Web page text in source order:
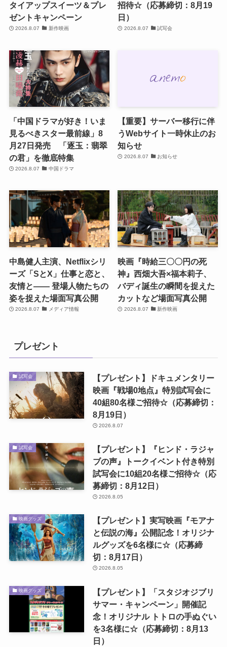
タイアップスイーツ＆プレ
ゼントキャンペーン
2026.8.07 新作映画
招待☆（応募締切：8月19
日）
2026.8.07 試写会
「中国ドラマが好き！いま
見るべきスター最前線」8
月27日発売 「逐玉：翡翠
の君」を徹底特集
2026.8.07 中国ドラマ
【重要】サーバー移行に伴
うWebサイト一時休止のお
知らせ
2026.8.07 お知らせ
中島健人主演、Netflixシリ
ーズ「SとX」仕事と恋と、
友情と―― 登場人物たちの
姿を捉えた場面写真公開
2026.8.07 メディア情報
映画『時給三〇〇円の死
神』西畑大吾×福本莉子、
バディ誕生の瞬間を捉えた
カットなど場面写真公開
2026.8.07 新作映画
プレゼント
試写会
【プレゼント】ドキュメンタリー
映画『戦場0地点』特別試写会に
40組80名様ご招待☆（応募締切：
8月19日）
2026.8.07
試写会
【プレゼント】『ヒンド・ラジャ
ブの声』トークイベント付き特別
試写会に10組20名様ご招待☆（応
募締切：8月12日）
2026.8.05
映画グッズ
【プレゼント】実写映画『モアナ
と伝説の海』公開記念！オリジナ
ルグッズを6名様に☆（応募締
切：8月17日）
2026.8.05
映画グッズ
【プレゼント】「スタジオジブリ
サマー・キャンペーン」開催記
念！オリジナル トトロの手ぬぐい
を3名様に☆（応募締切：8月13
日）